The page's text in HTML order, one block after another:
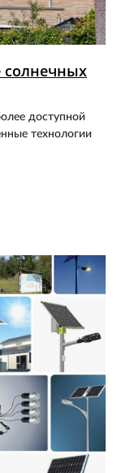
солнечных
доступной
технологии